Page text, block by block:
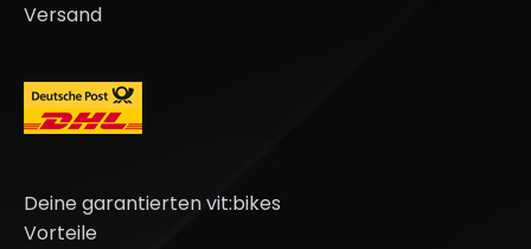
Versand
Deine garantierten vit:bikes
Vorteile